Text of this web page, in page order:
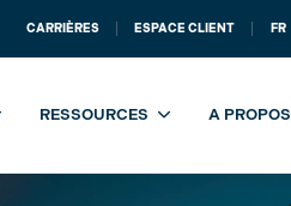
CARRIÈRES ESPACE CLIENT FR
RESSOURCES A PROPOS